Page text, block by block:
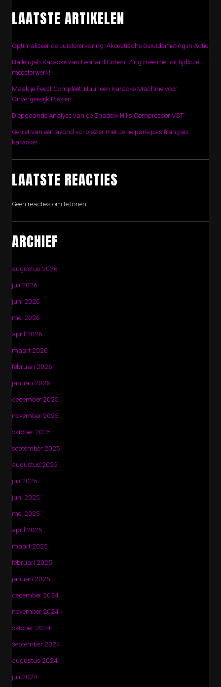
LAATSTE ARTIKELEN
Optimaliseer de Luisterervaring: Akoestische Geluidsmeting in Actie
Hallelujah Karaoke van Leonard Cohen: Zing mee met dit tijdloze
meesterwerk!
Maak je Feest Compleet: Huur een Karaoke Machine voor
Onvergetelijk Plezier!
Diepgaande Analyse van de Shadow Hills Compressor VST
Geniet van een avond vol plezier met Je ne parle pas français
karaoke!
LAATSTE REACTIES
Geen reacties om te tonen.
ARCHIEF
augustus 2026
juli 2026
juni 2026
mei 2026
april 2026
maart 2026
februari 2026
januari 2026
december 2025
november 2025
oktober 2025
september 2025
augustus 2025
juli 2025
juni 2025
mei 2025
april 2025
maart 2025
februari 2025
januari 2025
december 2024
november 2024
oktober 2024
september 2024
augustus 2024
juli 2024